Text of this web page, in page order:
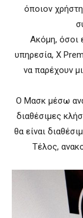
όποιον
Ακόμη, όσοι
υπηρεσία, X
να παρέχουν
Ο Μασκ μέσω
διαθέσιμες
θα είναι
Τέλος,